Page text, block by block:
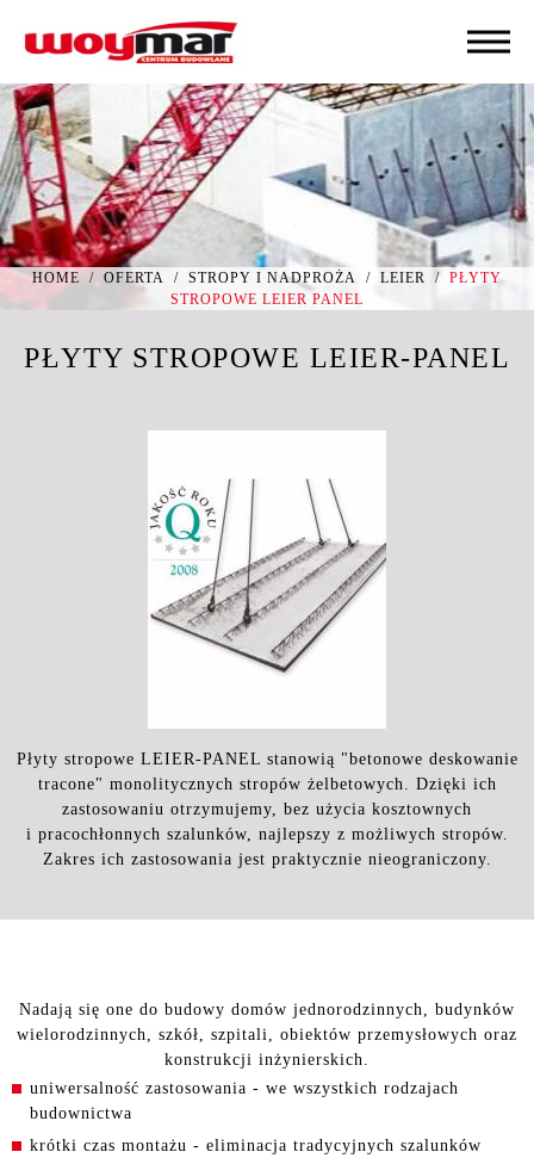
HOME / OFERTA / STROPY I NADPROŻA / LEIER / PŁYTY
STROPOWE LEIER PANEL
PŁYTY STROPOWE LEIER-PANEL
Płyty stropowe LEIER-PANEL stanowią "betonowe deskowanie
tracone" monolitycznych stropów żelbetowych. Dzięki ich
zastosowaniu otrzymujemy, bez użycia kosztownych
i pracochłonnych szalunków, najlepszy z możliwych stropów.
Zakres ich zastosowania jest praktycznie nieograniczony.
Nadają się one do budowy domów jednorodzinnych, budynków
wielorodzinnych, szkół, szpitali, obiektów przemysłowych oraz
konstrukcji inżynierskich.
uniwersalność zastosowania - we wszystkich rodzajach
budownictwa
krótki czas montażu - eliminacja tradycyjnych szalunków